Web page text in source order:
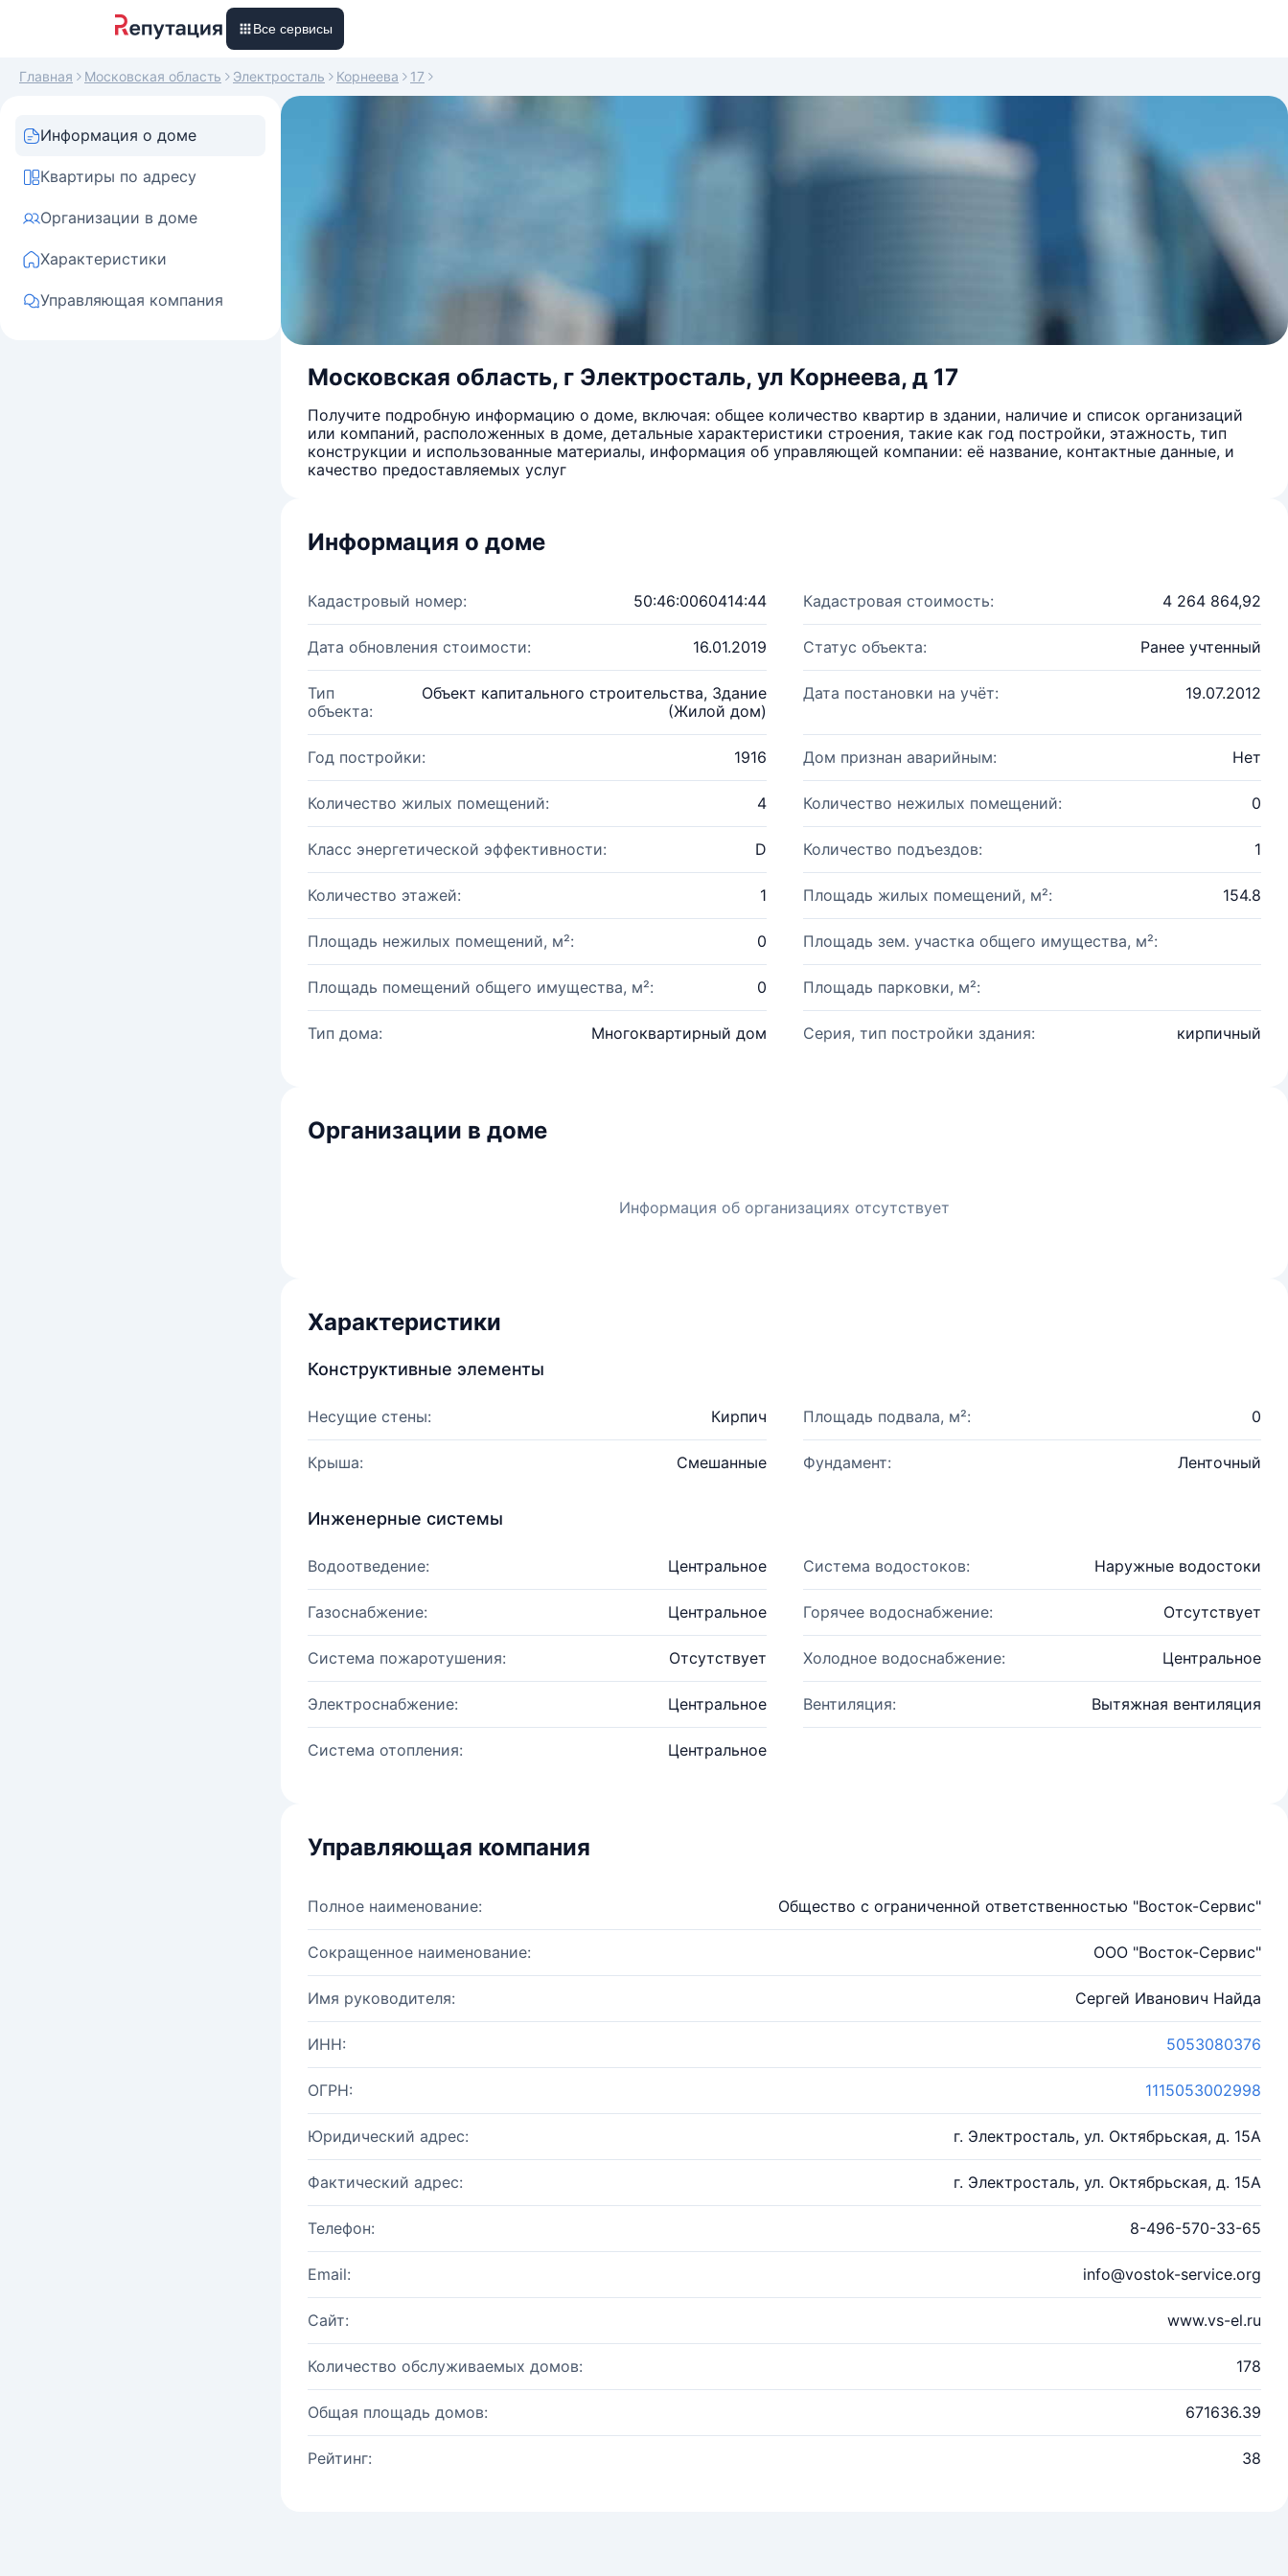
Все сервисы
Главная Московская область Электросталь Корнеева 17
Информация о доме
Квартиры по адресу
Организации в доме
Характеристики
Управляющая компания
Московская область, г Электросталь, ул Корнеева, д 17
Получите подробную информацию о доме, включая: общее количество квартир в здании, наличие и список организаций
или компаний, расположенных в доме, детальные характеристики строения, такие как год постройки, этажность, тип
конструкции и использованные материалы, информация об управляющей компании: её название, контактные данные, и
качество предоставляемых услуг
Информация о доме
Кадастровый номер: 50:46:0060414:44 Кадастровая стоимость: 4 264 864,92
Дата обновления стоимости: 16.01.2019 Статус объекта: Ранее учтенный
Тип
объекта:
Объект капитального строительства, Здание
(Жилой дом)
Дата постановки на учёт: 19.07.2012
Год постройки: 1916 Дом признан аварийным: Нет
Количество жилых помещений: 4 Количество нежилых помещений: 0
Класс энергетической эффективности: D Количество подъездов: 1
Количество этажей: 1 Площадь жилых помещений, м²: 154.8
Площадь нежилых помещений, м²: 0 Площадь зем. участка общего имущества, м²:
Площадь помещений общего имущества, м²: 0 Площадь парковки, м²:
Тип дома: Многоквартирный дом Серия, тип постройки здания: кирпичный
Организации в доме
Информация об организациях отсутствует
Характеристики
Конструктивные элементы
Несущие стены: Кирпич Площадь подвала, м²: 0
Крыша: Смешанные Фундамент: Ленточный
Инженерные системы
Водоотведение: Центральное Система водостоков: Наружные водостоки
Газоснабжение: Центральное Горячее водоснабжение: Отсутствует
Система пожаротушения: Отсутствует Холодное водоснабжение: Центральное
Электроснабжение: Центральное Вентиляция: Вытяжная вентиляция
Система отопления: Центральное
Управляющая компания
Полное наименование: Общество с ограниченной ответственностью "Восток-Сервис"
Сокращенное наименование: ООО "Восток-Сервис"
Имя руководителя: Сергей Иванович Найда
ИНН: 5053080376
ОГРН: 1115053002998
Юридический адрес: г. Электросталь, ул. Октябрьская, д. 15А
Фактический адрес: г. Электросталь, ул. Октябрьская, д. 15А
Телефон: 8-496-570-33-65
Email: info@vostok-service.org
Сайт: www.vs-el.ru
Количество обслуживаемых домов: 178
Общая площадь домов: 671636.39
Рейтинг: 38